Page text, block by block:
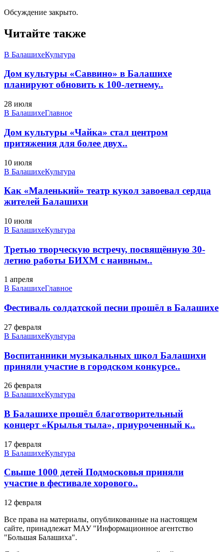
Обсуждение закрыто.
Читайте также
В БалашихеКультура
Дом культуры «Саввино» в Балашихе
планируют обновить к 100-летнему..
28 июля
В БалашихеГлавное
Дом культуры «Чайка» стал центром
притяжения для более двух..
10 июля
В БалашихеКультура
Как «Маленький» театр кукол завоевал сердца
жителей Балашихи
10 июля
В БалашихеКультура
Третью творческую встречу, посвящённую 30-
летию работы БИХМ с наивным..
1 апреля
В БалашихеГлавное
Фестиваль солдатской песни прошёл в Балашихе
27 февраля
В БалашихеКультура
Воспитанники музыкальных школ Балашихи
приняли участие в городском конкурсе..
26 февраля
В БалашихеКультура
В Балашихе прошёл благотворительный
концерт «Крылья тыла», приуроченный к..
17 февраля
В БалашихеКультура
Свыше 1000 детей Подмосковья приняли
участие в фестивале хорового..
12 февраля
Все права на материалы, опубликованные на настоящем
сайте, принадлежат МАУ "Информационное агентство
"Большая Балашиха".